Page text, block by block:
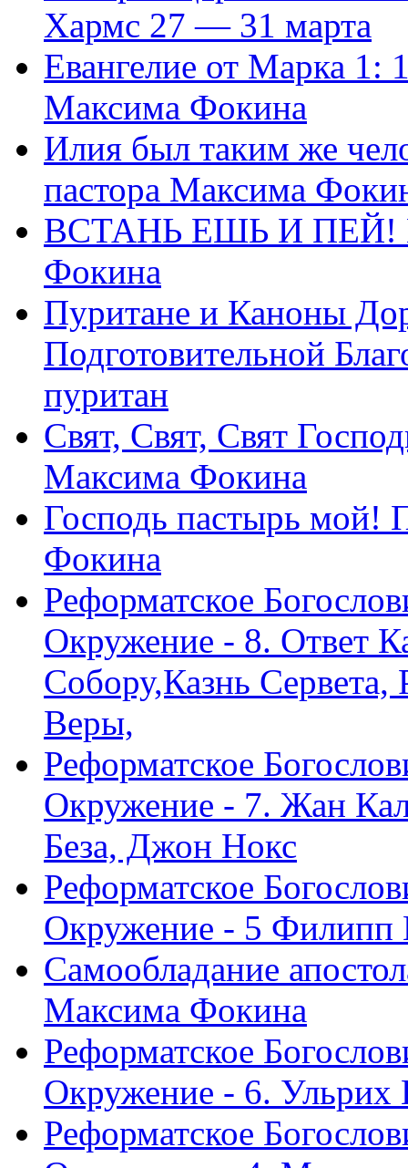
Хармс 27 — 31 марта
Евангелие от Марка 1:
Максима Фокина
Илия был таким же
пастора Максима
ВСТАНЬ ЕШЬ И ПЕЙ!
Фокина
Пуритане и Каноны
Подготовительной
пуритан
Свят, Свят, Свят
Максима Фокина
Господь пастырь мой!
Фокина
Реформатское
Окружение - 8. Ответ
Собору,Казнь Сервета,
Веры,
Реформатское
Окружение - 7. Жан
Беза, Джон Нокс
Реформатское
Окружение - 5 Филипп
Самообладание
Максима Фокина
Реформатское
Окружение - 6. Ульрих
Реформатское